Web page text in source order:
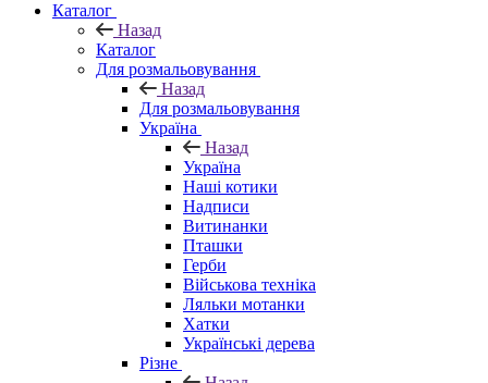
Каталог
Назад
Каталог
Для розмальовування
Назад
Для розмальовування
Україна
Назад
Україна
Наші котики
Надписи
Витинанки
Пташки
Герби
Військова техніка
Ляльки мотанки
Хатки
Українські дерева
Різне